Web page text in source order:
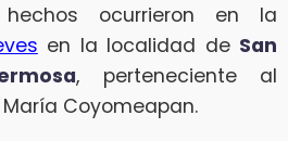
ocurrieron en la
en la localidad de San
, perteneciente al
Coyomeapan.